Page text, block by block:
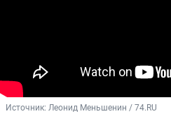
Источник: Леонид Меньшенин / 74.RU